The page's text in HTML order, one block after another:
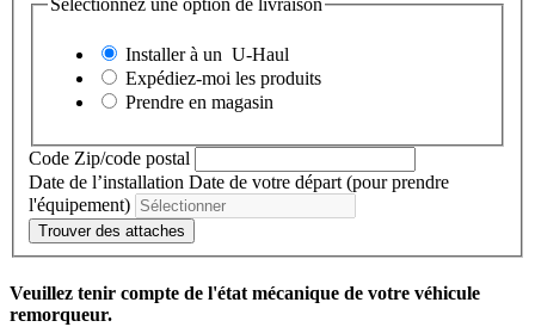
Sélectionnez une option de livraison
Installer à un U-Haul
Expédiez-moi les produits
Prendre en magasin
Code Zip/code postal
Date de l’installation Date de votre départ (pour prendre
l'équipement)
Trouver des attaches
Veuillez tenir compte de l'état mécanique de votre véhicule
remorqueur.